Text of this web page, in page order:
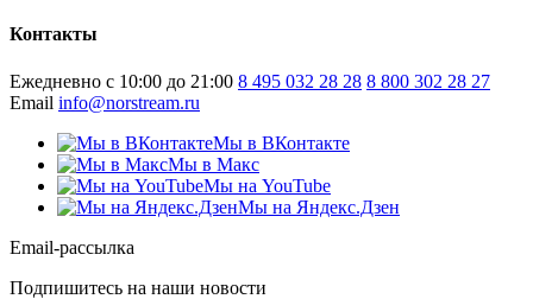
Контакты
Ежедневно с 10:00 до 21:00 8 495 032 28 28 8 800 302 28 27
Email info@norstream.ru
Мы в ВКонтакте
Мы в Макс
Мы на YouTube
Мы на Яндекс.Дзен
Email-рассылка
Подпишитесь на наши новости